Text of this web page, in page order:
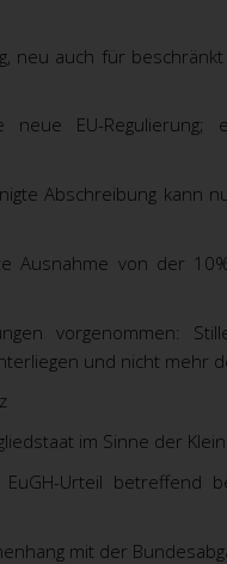
neu auch für
neue EU-
Abschreibung kann
Ausnahme von der
vorgenommen:
und nicht mehr
im Sinne der
Urteil betreffend
mit der